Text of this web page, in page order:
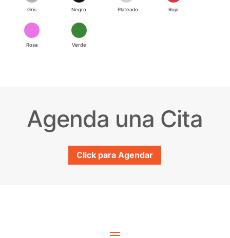
Gris Negro Plateado Rojo
Rosa Verde
Agenda una Cita
Click para Agendar